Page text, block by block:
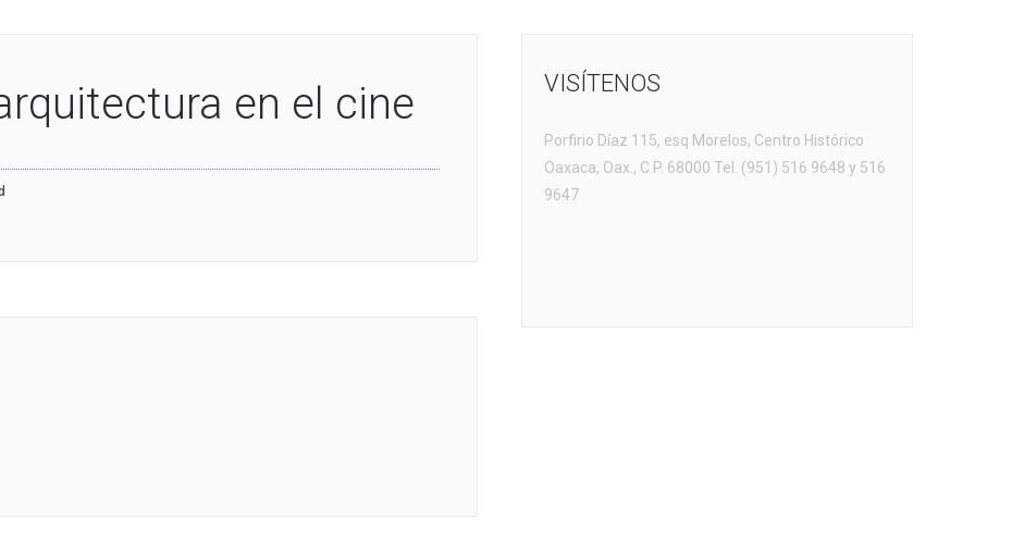
en el cine VISÍTENOS
Porfirio Díaz 115, esq Morelos, Centro Histórico
Oaxaca, Oax., C.P. 68000 Tel. (951) 516 9648 y 516
9647